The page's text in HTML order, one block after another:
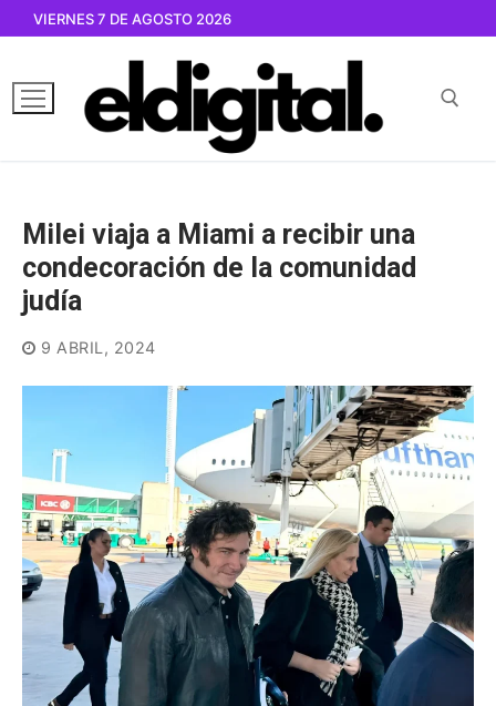
contenido
VIERNES 7 DE AGOSTO 2026
Milei viaja a Miami a recibir una
condecoración de la comunidad
judía
9 ABRIL, 2024